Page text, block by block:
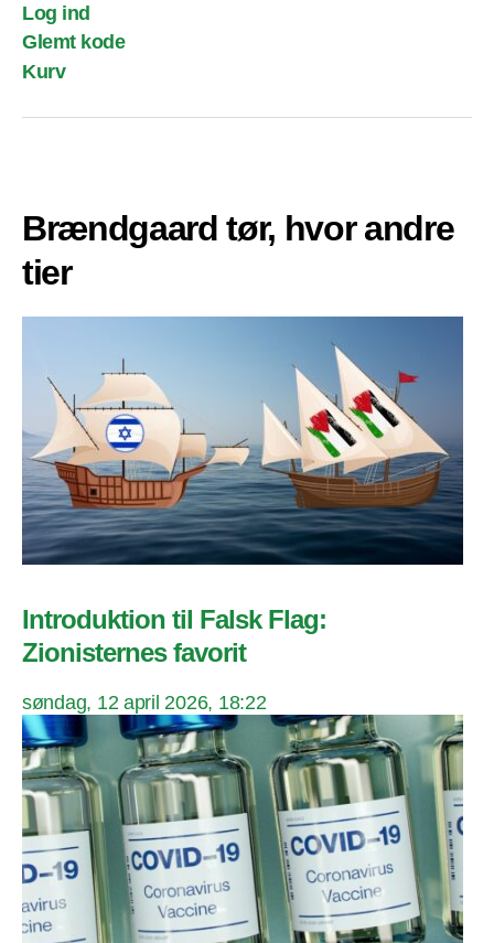
Log ind
Glemt kode
Kurv
Brændgaard tør, hvor andre
tier
Introduktion til Falsk Flag:
Zionisternes favorit
søndag, 12 april 2026, 18:22